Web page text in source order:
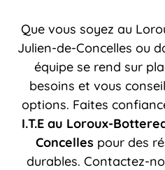
Que vous soyez au
Julien-de-Concelles ou
équipe se rend sur
besoins et vous
options. Faites
I.T.Eau Loroux-
Concelles pour des
durables. Contactez-